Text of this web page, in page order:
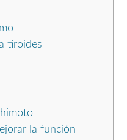
tiroides
la función